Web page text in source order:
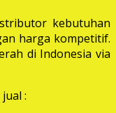
kebutuhan
harga kompetitif.
di Indonesia via
: